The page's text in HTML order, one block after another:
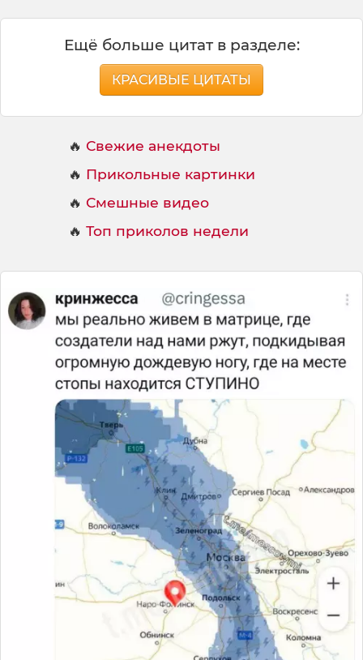
Ещё больше цитат в разделе:
КРАСИВЫЕ ЦИТАТЫ
🔥 Свежие анекдоты
🔥 Прикольные картинки
🔥 Смешные видео
🔥 Топ приколов недели